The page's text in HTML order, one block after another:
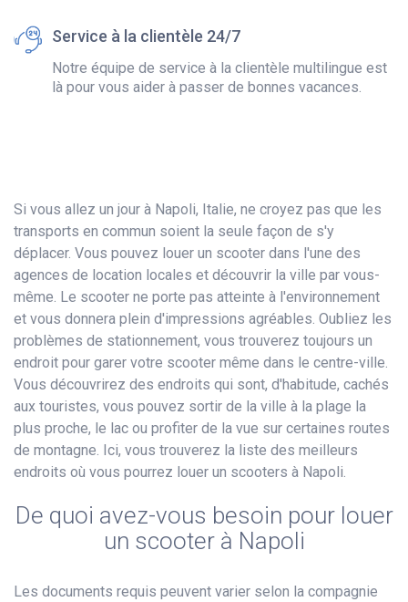
Service à la clientèle 24/7
Notre équipe de service à la clientèle multilingue est
là pour vous aider à passer de bonnes vacances.
Si vous allez un jour à Napoli, Italie, ne croyez pas que les
transports en commun soient la seule façon de s'y
déplacer. Vous pouvez louer un scooter dans l'une des
agences de location locales et découvrir la ville par vous-
même. Le scooter ne porte pas atteinte à l'environnement
et vous donnera plein d'impressions agréables. Oubliez les
problèmes de stationnement, vous trouverez toujours un
endroit pour garer votre scooter même dans le centre-ville.
Vous découvrirez des endroits qui sont, d'habitude, cachés
aux touristes, vous pouvez sortir de la ville à la plage la
plus proche, le lac ou profiter de la vue sur certaines routes
de montagne. Ici, vous trouverez la liste des meilleurs
endroits où vous pourrez louer un scooters à Napoli.
De quoi avez-vous besoin pour louer
un scooter à Napoli
Les documents requis peuvent varier selon la compagnie